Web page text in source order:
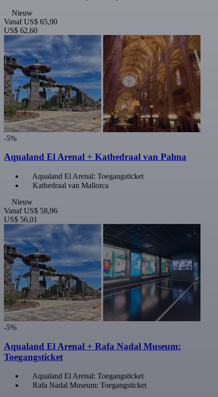
Nieuw
Vanaf US$ 65,90
US$ 62,60
-5%
Aqualand El Arenal + Kathedraal van Palma
Aqualand El Arenal: Toegangsticket
Kathedraal van Mallorca
Nieuw
Vanaf US$ 58,96
US$ 56,01
-5%
Aqualand El Arenal + Rafa Nadal Museum:
Toegangsticket
Aqualand El Arenal: Toegangsticket
Rafa Nadal Museum: Toegangsticket